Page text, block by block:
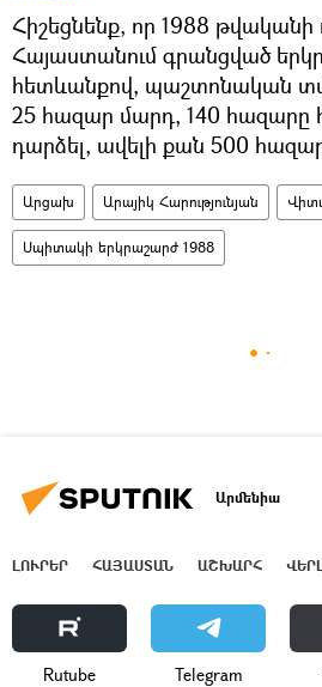
Հիշեցնենք, որ 1988 թվականի
Հայաստանում գրանցված
հետևանքով, պաշտոնական
25 հազար մարդ, 140 հազարը
դարձել, ավելի քան 500
Արցախ Արայիկ Հարությունյան
Սպիտակի երկրաշարժ 1988
Արմենիա
ԼՈՒՐԵՐ ՀԱՅԱՍՏԱՆ ԱՇԽԱՐՀ
Rutube Telegram